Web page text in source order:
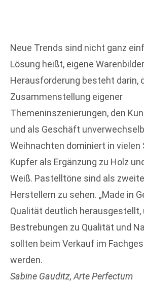
Neue Trends sind nicht ganz
Lösung heißt, eigene
Herausforderung besteht darin,
Zusammenstellung eigener
Themeninszenierungen, den
und als Geschäft
Weihnachten dominiert in vielen
Kupfer als Ergänzung zu Holz
Weiß. Pastelltöne sind als
Herstellern zu sehen. „Made in
Qualität deutlich herausgestellt,
Bestrebungen zu Qualität und
sollten beim Verkauf im
werden.
Sabine Gauditz, Arte Perfectum